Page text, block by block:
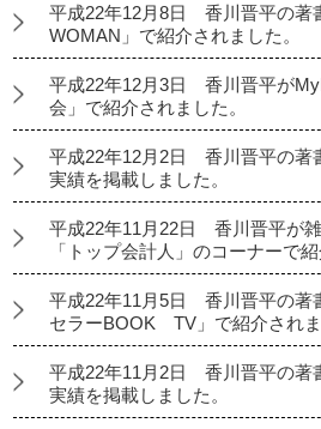
平成22年12月8日 香川晋平の著
WOMAN」で紹介されました。
平成22年12月3日 香川晋平が
会」で紹介されました。
平成22年12月2日 香川晋平の
実績を掲載しました。
平成22年11月22日 香川晋平が
「トップ会計人」のコーナーで
平成22年11月5日 香川晋平の著
セラーBOOK TV」で紹介されま
平成22年11月2日 香川晋平の
実績を掲載しました。